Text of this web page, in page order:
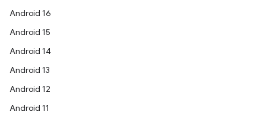
Android 16
Android 15
Android 14
Android 13
Android 12
Android 11